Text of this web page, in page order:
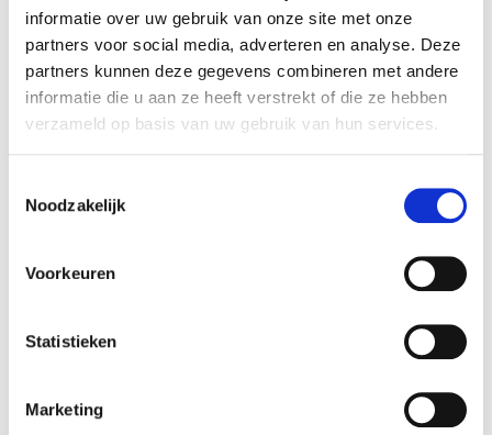
informatie over uw gebruik van onze site met onze
partners voor social media, adverteren en analyse. Deze
partners kunnen deze gegevens combineren met andere
informatie die u aan ze heeft verstrekt of die ze hebben
verzameld op basis van uw gebruik van hun services.
Noodzakelijk
Voorkeuren
Statistieken
Marketing
Meer informatie over de circulatiepomp in huis